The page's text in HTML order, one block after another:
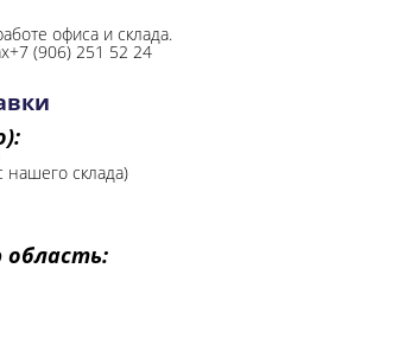
офиса и склада.
(906) 251 52 24
нашего склада)
область: